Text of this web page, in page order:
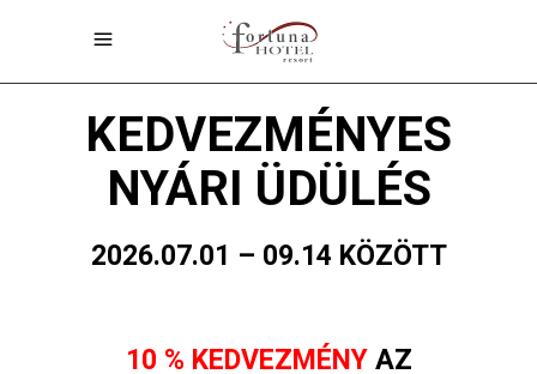
KEDVEZMÉNYES
NYÁRI ÜDÜLÉS
2026.07.01 – 09.14 KÖZÖTT
10 % KEDVEZMÉNYAZ